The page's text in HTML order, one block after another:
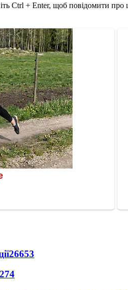
Ctrl + Enter, щоб повідомити про
26653